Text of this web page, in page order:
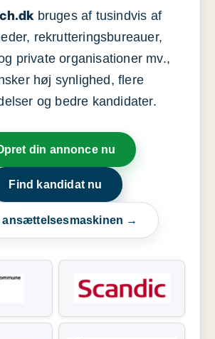
bruges af tusindvis af
rekrutteringsbureauer,
private organisationer mv.,
høj synlighed, flere
og bedre kandidater.
din annonce nu
Find kandidat nu
ansættelsesmaskinen →